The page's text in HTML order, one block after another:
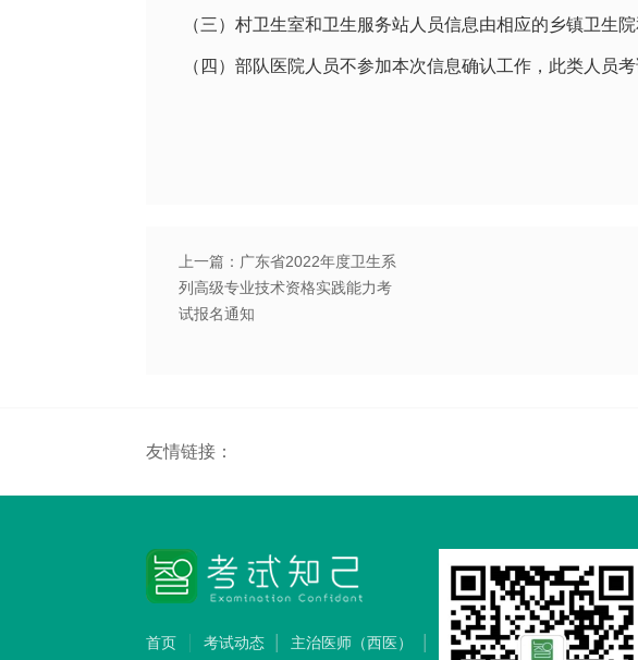
（三）村卫生室和卫生服务站人员信息由相应的乡镇卫生
（四）部队医院人员不参加本次信息确认工作，此类人员
上一篇：广东省2022年度卫生系
列高级专业技术资格实践能力考
试报名通知
友情链接：
首页 考试动态 主治医师（西医）